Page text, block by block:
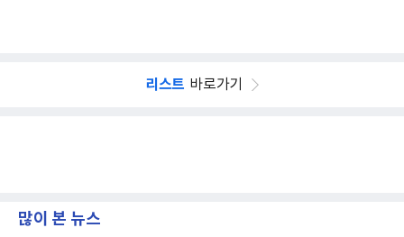
리스트 바로가기
많이 본 뉴스